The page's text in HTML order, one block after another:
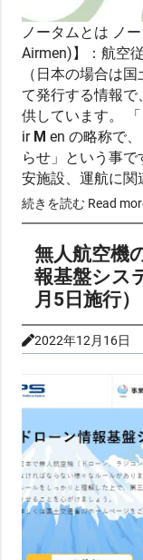
ノータムとは ノータム
Airmen)】：航空
（日本の場合は
て発行する情報
供しています。
irM en の略称で
らせ」という事
安施設、運航に関
な危険の存在など
では時宜を得た提
い）場合にテレ…
続きを読む Read
無人航空機
報基盤シス
月5日施行）
2022年12月16日